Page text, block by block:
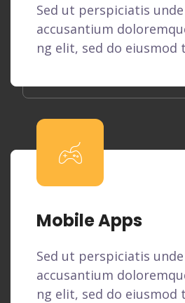
Sed ut perspiciatis
accusantium
ng elit, sed do eiusmod
Mobile Apps
Sed ut perspiciatis
accusantium
ng elit, sed do eiusmod